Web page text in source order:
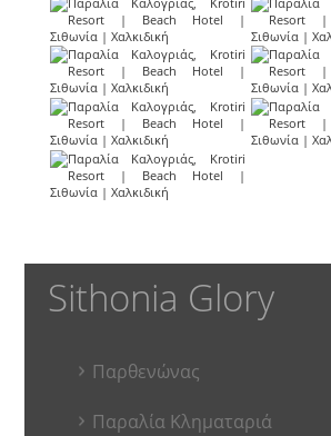
Sithonia Glory
Παρθενώνας
Παραλία Κληματαριά